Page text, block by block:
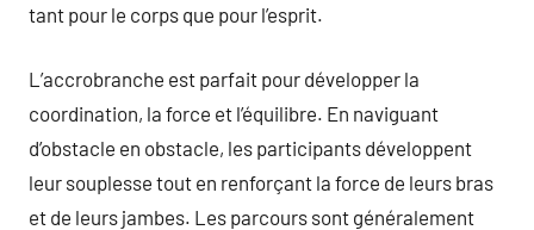
tant pour le corps que pour l’esprit.
L’accrobranche est parfait pour développer la
coordination, la force et l’équilibre. En naviguant
d’obstacle en obstacle, les participants développent
leur souplesse tout en renforçant la force de leurs bras
et de leurs jambes. Les parcours sont généralement